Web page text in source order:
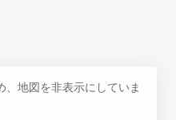
地図を非表示にしていま